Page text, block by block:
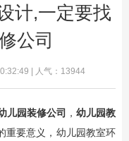
计,一定要找
公司
| 人气：13944
儿园装修公司 ，幼儿园教
重要意义，幼儿园教室环